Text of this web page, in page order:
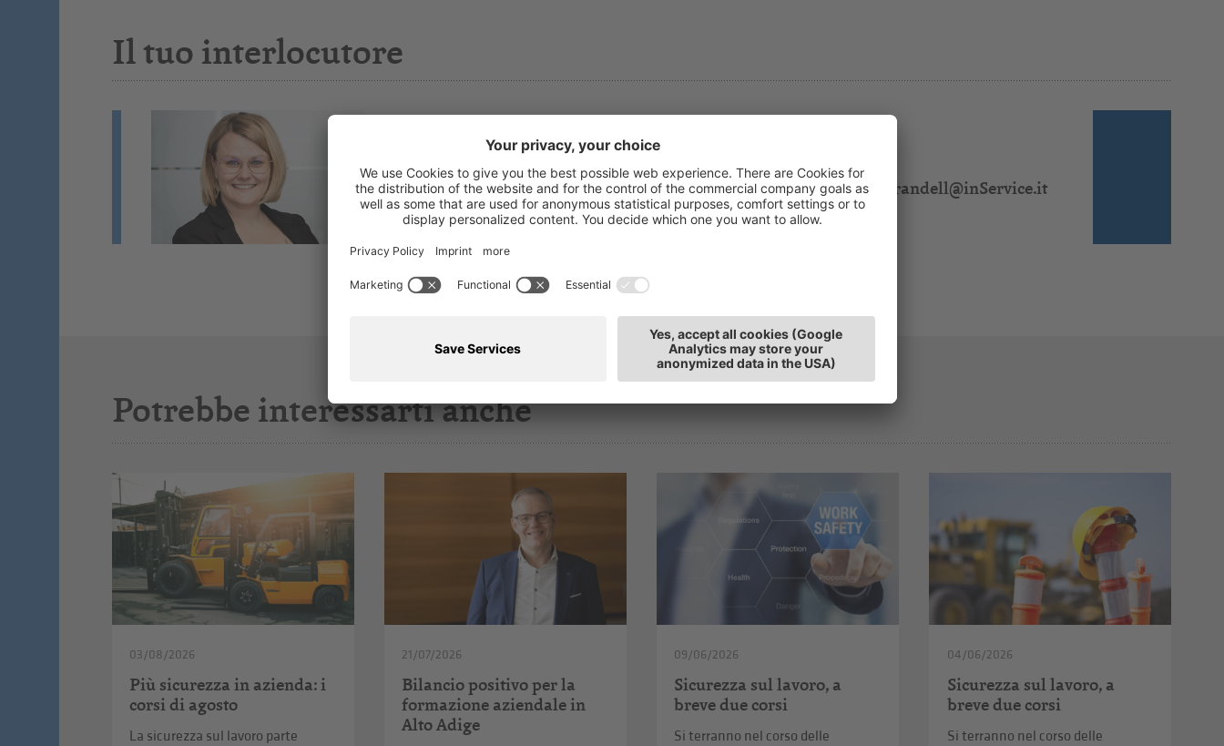
Il tuo interlocutore
Birgit Morandell
Formazione
Collaboratrice
Sede: Bolzano
T: 0471 310 325
E-mail:birgit.morandell@inService.it
Potrebbe interessarti anche
03/08/2026
Più sicurezza in azienda: i
corsi di agosto
La sicurezza sul lavoro parte
21/07/2026
Bilancio positivo per la
formazione aziendale in
Alto Adige
09/06/2026
Sicurezza sul lavoro, a
breve due corsi
Si terranno nel corso delle
04/06/2026
Sicurezza sul lavoro, a
breve due corsi
Si terranno nel corso delle